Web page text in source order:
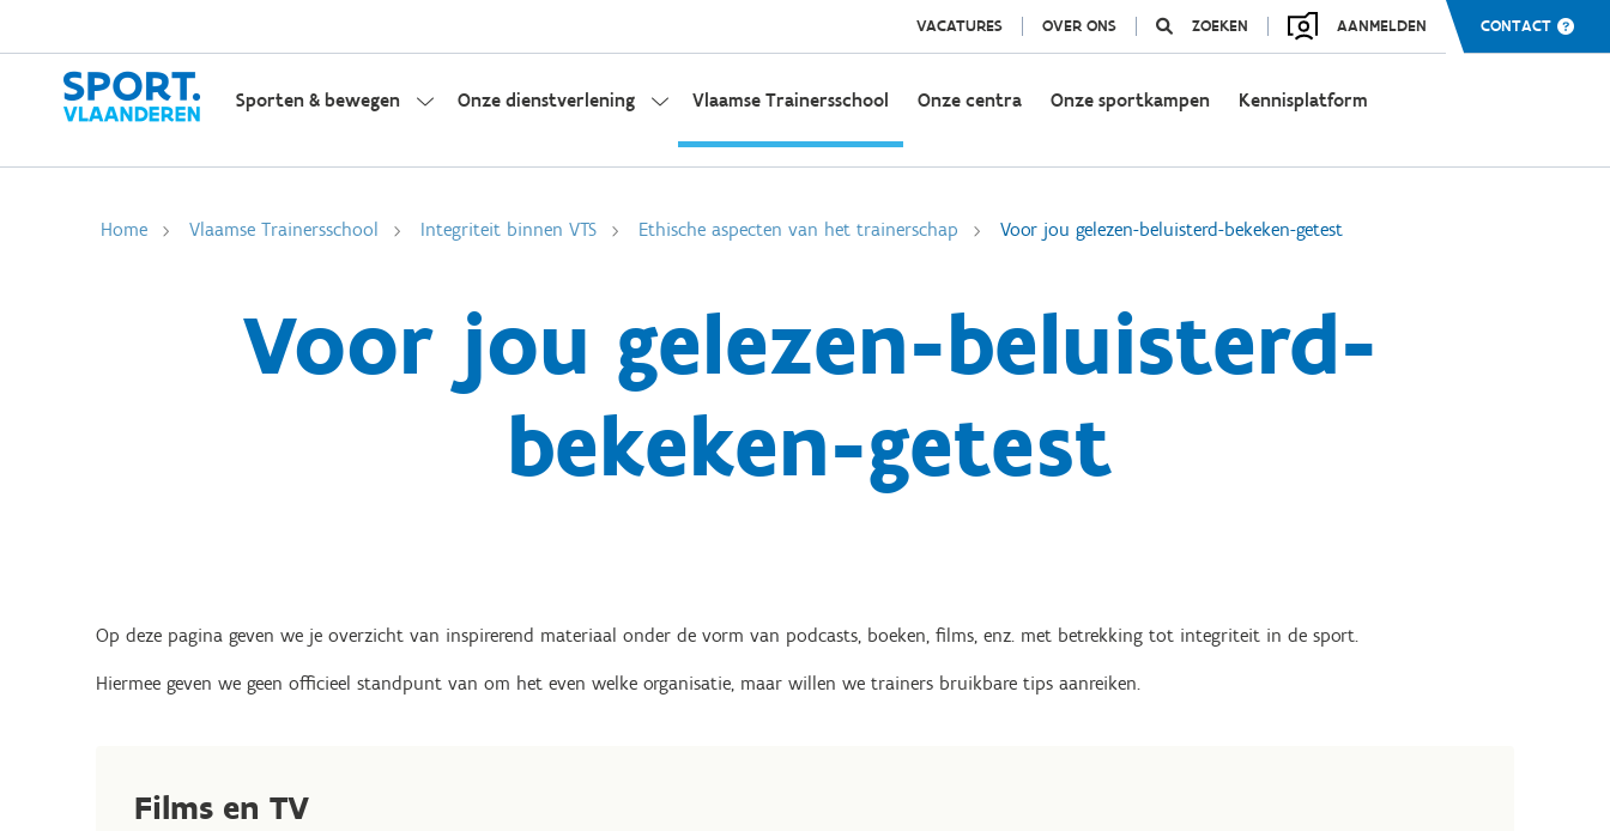
VACATURES OVER ONS ZOEKEN AANMELDEN CONTACT
Sporten & bewegen Onze dienstverlening Vlaamse Trainersschool Onze centra Onze sportkampen Kennisplatform
Home Vlaamse Trainersschool Integriteit binnen VTS Ethische aspecten van het trainerschap Voor jou gelezen-beluisterd-bekeken-getest
Voor jou gelezen-beluisterd-
bekeken-getest
Op deze pagina geven we je overzicht van inspirerend materiaal onder de vorm van podcasts, boeken, films, enz. met betrekking tot integriteit in de sport.
Hiermee geven we geen officieel standpunt van om het even welke organisatie, maar willen we trainers bruikbare tips aanreiken.
Films en TV